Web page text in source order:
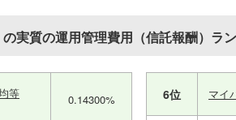
実質の運用管理費用（信託報酬）ラ
等
0.14300% 6位 マイ